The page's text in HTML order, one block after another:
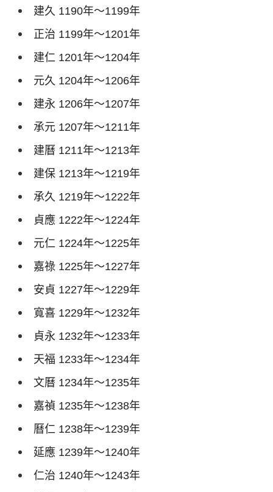
建久 1190年～1199年
正治 1199年～1201年
建仁 1201年～1204年
元久 1204年～1206年
建永 1206年～1207年
承元 1207年～1211年
建曆 1211年～1213年
建保 1213年～1219年
承久 1219年～1222年
貞應 1222年～1224年
元仁 1224年～1225年
嘉祿 1225年～1227年
安貞 1227年～1229年
寬喜 1229年～1232年
貞永 1232年～1233年
天福 1233年～1234年
文曆 1234年～1235年
嘉禎 1235年～1238年
曆仁 1238年～1239年
延應 1239年～1240年
仁治 1240年～1243年